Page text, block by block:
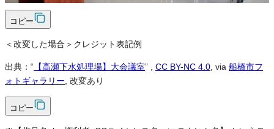
コピー
＜改変した場合＞クレジット表記例
出典：“ 【高瀬下水処理場】大会議室” CC BY-NC 4.0 , via 船橋市フ
ォトギャラリー , 改変あり
コピー